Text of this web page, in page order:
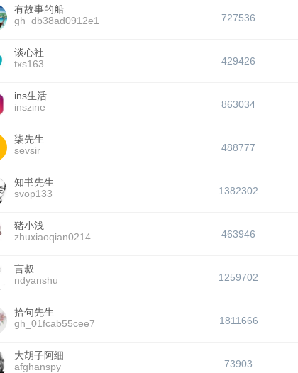
有故事的船
gh_db38ad0912e1
727536
谈心社
txs163
429426
ins生活
inszine
863034
柒先生
sevsir
488777
知书先生
svop133
1382302
猪小浅
zhuxiaoqian0214
463946
言叔
ndyanshu
1259702
拾句先生
gh_01fcab55cee7
1811666
大胡子阿细
afghanspy
73903